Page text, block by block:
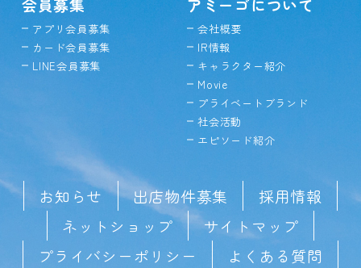
会員募集
アプリ会員募集
カード会員募集
LINE会員募集
アミーゴについて
会社概要
IR情報
キャラクター紹介
Movie
プライベートブランド
社会活動
エピソード紹介
お知らせ 出店物件募集
採用情報
ネットショップ
サイトマップ
プライバシーポリシー
よくある質問